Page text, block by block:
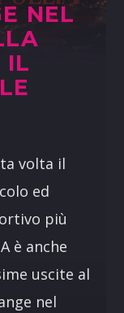
NEL
IL
volta il
ed
più
è anche
uscite al
nel